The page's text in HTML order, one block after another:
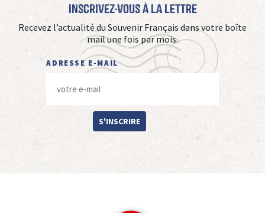
Inscrivez-vous à La Lettre
Recevez l’actualité du Souvenir Français dans votre boîte
mail une fois par mois.
ADRESSE E-MAIL
S'INSCRIRE